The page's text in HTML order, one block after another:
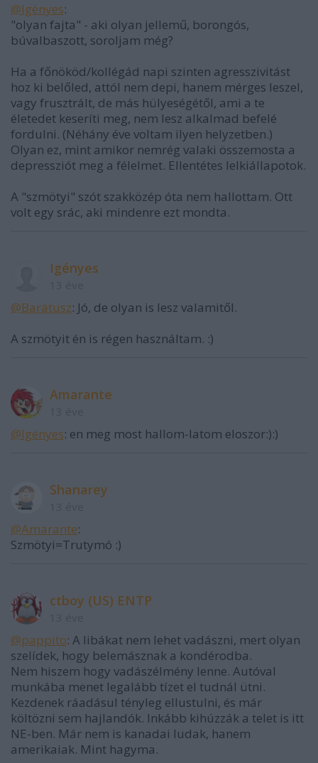
@Igényes:
"olyan fajta" - aki olyan jellemű, borongós,
búvalbaszott, soroljam még?
Ha a főnököd/kollégád napi szinten agresszivitást
hoz ki belőled, attól nem depi, hanem mérges leszel,
vagy frusztrált, de más hülyeségétől, ami a te
életedet keseríti meg, nem lesz alkalmad befelé
fordulni. (Néhány éve voltam ilyen helyzetben.)
Olyan ez, mint amikor nemrég valaki összemosta a
depressziót meg a félelmet. Ellentétes lelkiállapotok.
A "szmötyi" szót szakközép óta nem hallottam. Ott
volt egy srác, aki mindenre ezt mondta.
Igényes
@Barátusz: Jó, de olyan is lesz valamitől.
A szmötyit én is régen használtam. :)
Amarante
@Igényes: en meg most hallom-latom eloszor:):)
Shanarey
@Amarante:
Szmötyi=Trutymó :)
ctboy (US) ENTP
@pappito: A libákat nem lehet vadászni, mert olyan
szelídek, hogy belemásznak a kondérodba.
Nem hiszem hogy vadászélmény lenne. Autóval
munkába menet legalább tízet el tudnál ütni.
Kezdenek ráadásul tényleg ellustulni, és már
költözni sem hajlandók. Inkább kihúzzák a telet is itt
NE-ben. Már nem is kanadai ludak, hanem
amerikaiak. Mint hagyma.